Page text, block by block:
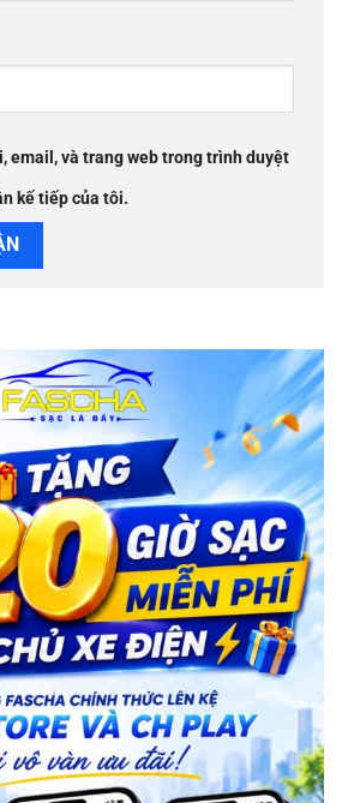
email, và trang web trong trình duyệt
kế tiếp của tôi.